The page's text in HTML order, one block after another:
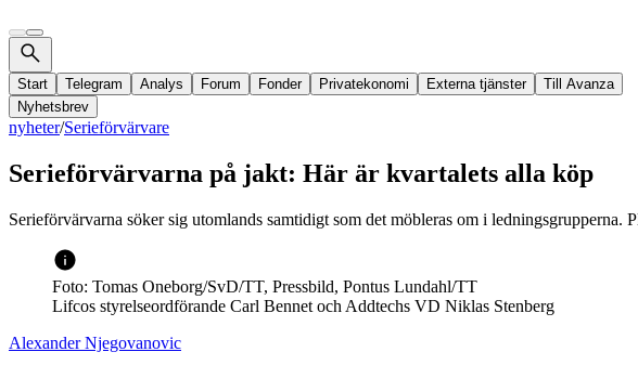
Start Telegram Analys Forum Fonder Privatekonomi Externa tjänster
Till Avanza
Nyhetsbrev
nyheter/Serieförvärvare
Serieförvärvarna på jakt: Här är kvartalets alla köp
Serieförvärvarna söker sig utomlands samtidigt som det möbleras om i ledningsgrupperna.
Foto: Tomas Oneborg/SvD/TT, Pressbild, Pontus Lundahl/TT
Lifcos styrelseordförande Carl Bennet och Addtechs VD Niklas Stenberg
Alexander Njegovanovic